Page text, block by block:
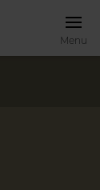
Menu